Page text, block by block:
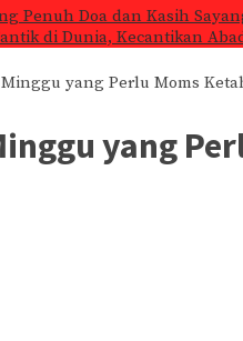
Penuh Doa dan Kasih
di Dunia, Kecantikan
yang Perlu Moms
yang